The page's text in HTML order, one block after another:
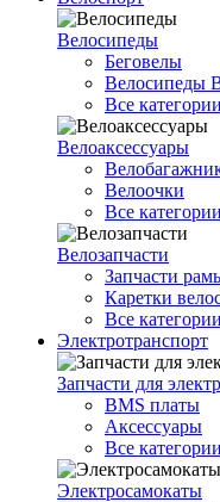
Велосипеды
Беговелы
Велосипеды
Все
Велоаксессуары
Велоочки
Все
Велозапчасти
Запчасти
Каретки
Все
Электротранспорт
Запчасти для
BMS платы
Аксессуары
Все
Электросамокаты